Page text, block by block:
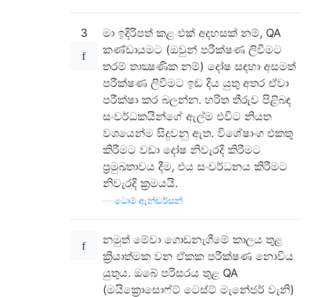
3
මා ඉදිරිපත් කළ එක් අදහසක් නම්, QA
කණ්ඩායමට (ඔවුන් පරීක්ෂණ ලිවීමට
තරම් තාක්‍ෂණික නම්) දෝෂ සඳහා අසමත්
පරීක්ෂණ ලිවීමට ඉඩ දිය යුතු අතර ඒවා
පරීක්ෂා කර බලන්න. හරිත තීරුව පිළිබඳ
සංවර්ධකයින්ගේ ඇල්ම එවිට නියත
වශයෙන්ම සිදුවනු ඇත. විශේෂාංග එකතු
කිරීමට වඩා දෝෂ නිවැරදි කිරීමට
ප්‍රමුඛතාවය දීම, එය සංවර්ධනය කිරීමට
නිවැරදි ක්‍රමයයි.
ටොම් ඇන්ඩර්සන්
නමුත් මේවා ගොඩනැගීමේ කාලය තුළ
ක්‍රියාත්මක වන ඒකක පරීක්ෂණ නොවිය
යුතුය. ඔබේ පරිසරය තුළ QA
(මයික්‍රොසොෆ්ට් ටෙස්ට් මැනේජර් වැනි)